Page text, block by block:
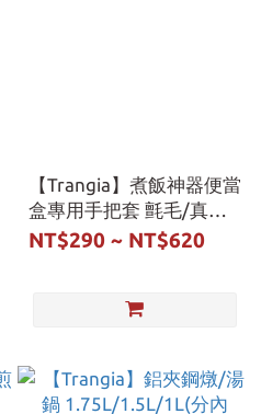
【Trangia】煮飯神器便當
盒專用手把套 氈毛/真
皮-610208.620210.621210
NT$290 ~ NT$620